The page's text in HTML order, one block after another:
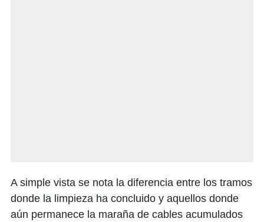
A simple vista se nota la diferencia entre los tramos
donde la limpieza ha concluido y aquellos donde
aún permanece la maraña de cables acumulados